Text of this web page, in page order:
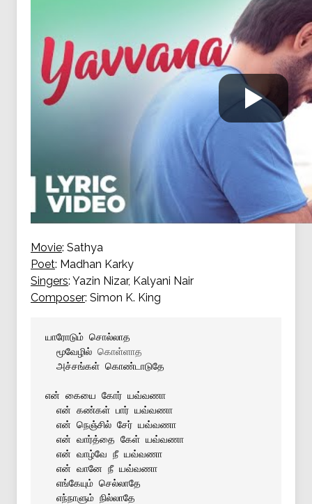
Movie: Sathya
Poet: Madhan Karky
Singers: Yazin Nizar, Kalyani Nair
Composer: Simon K. King
யாரோடும் சொல்லாத
மூவேழில் கொள்ளாத
அச்சங்கள் கொண்டாடுதே
என் கையை கோர் யவ்வணா
என் கண்கள் பார் யவ்வணா
என் நெஞ்சில் சேர் யவ்வணா
என் வார்த்தை கேள் யவ்வணா
என் வாழ்வே நீ யவ்வணா
என் வானே நீ யவ்வணா
எங்கேயும் செல்லாதே
எந்நாளும் நில்லாதே